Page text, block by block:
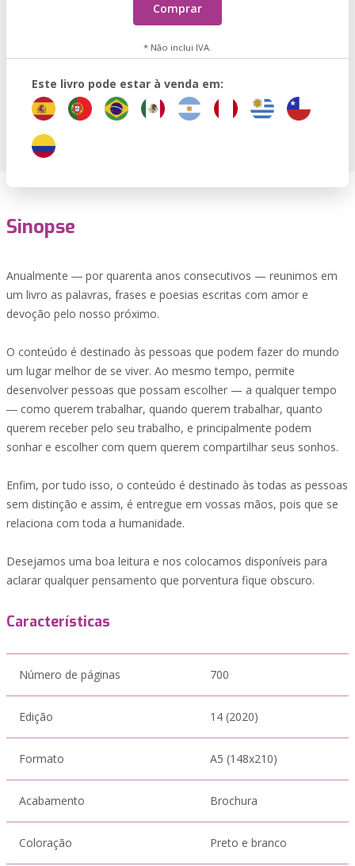
Comprar
* Não inclui IVA.
Este livro pode estar à venda em:
Sinopse
Anualmente ― por quarenta anos consecutivos — reunimos em
um livro as palavras, frases e poesias escritas com amor e
devoção pelo nosso próximo.
O conteúdo é destinado às pessoas que podem fazer do mundo
um lugar melhor de se viver. Ao mesmo tempo, permite
desenvolver pessoas que possam escolher — a qualquer tempo
― como querem trabalhar, quando querem trabalhar, quanto
querem receber pelo seu trabalho, e principalmente podem
sonhar e escolher com quem querem compartilhar seus sonhos.
Enfim, por tudo isso, o conteúdo é destinado às todas as pessoas
sem distinção e assim, é entregue em vossas mãos, pois que se
relaciona com toda a humanidade.
Desejamos uma boa leitura e nos colocamos disponíveis para
aclarar qualquer pensamento que porventura fique obscuro.
Características
Número de páginas 700
Edição 14 (2020)
Formato A5 (148x210)
Acabamento Brochura
Coloração Preto e branco